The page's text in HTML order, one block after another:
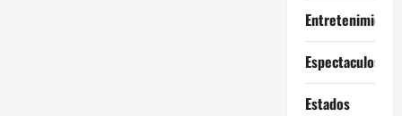
Entretenimiento
Espectaculos
Estados